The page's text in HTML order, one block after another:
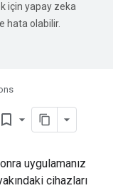
için yapay zeka
hata olabilir.
bookmark_border
uygulamanız
cihazları